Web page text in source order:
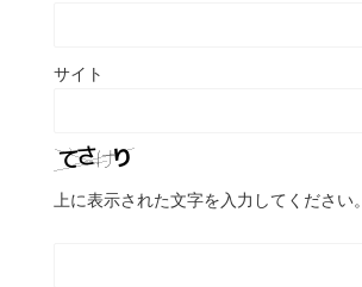
サイト
上に表示された文字を入力してください。